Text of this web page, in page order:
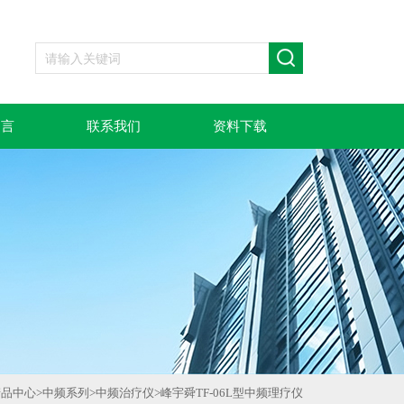
联系我们 资料下载
中心>中频系列 >中频治疗仪>峰宇舜TF-06L型中频理疗仪